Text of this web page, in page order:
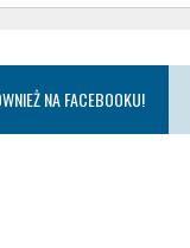
NA FACEBOOKU!